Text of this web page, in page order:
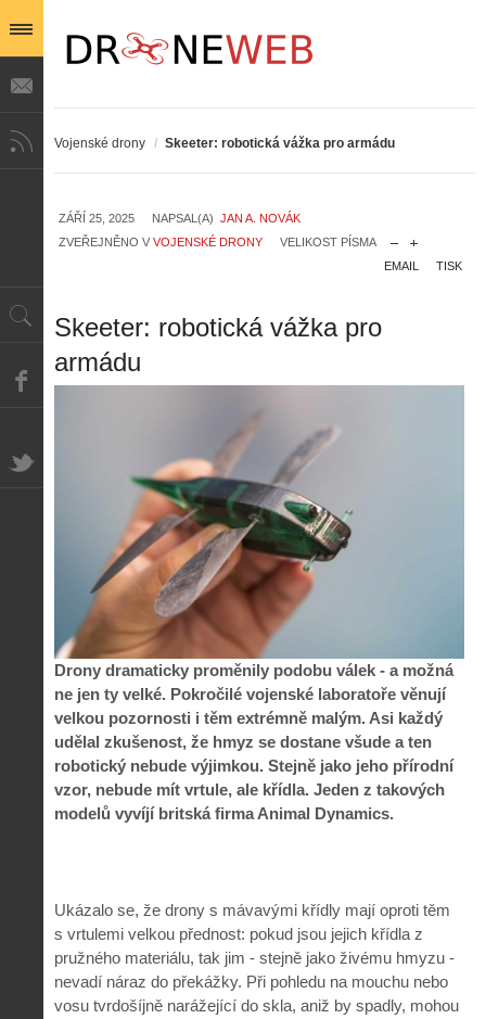
Vojenské drony / Skeeter: robotická vážka pro armádu
ZÁŘÍ 25, 2025 NAPSAL(A) JAN A. NOVÁK
ZVEŘEJNĚNO V VOJENSKÉ DRONY
VELIKOST PÍSMA
TISK
EMAIL
Skeeter: robotická vážka pro
armádu
Drony dramaticky proměnily podobu válek - a možná
ne jen ty velké. Pokročilé vojenské laboratoře věnují
velkou pozornosti i těm extrémně malým. Asi každý
udělal zkušenost, že hmyz se dostane všude a ten
robotický nebude výjimkou. Stejně jako jeho přírodní
vzor, nebude mít vrtule, ale křídla. Jeden z takových
modelů vyvíjí britská firma Animal Dynamics.
Ukázalo se, že drony s mávavými křídly mají oproti těm
s vrtulemi velkou přednost: pokud jsou jejich křídla z
pružného materiálu, tak jim - stejně jako živému hmyzu -
nevadí náraz do překážky. Při pohledu na mouchu nebo
vosu tvrdošíjně narážející do skla, aniž by spadly, mohou